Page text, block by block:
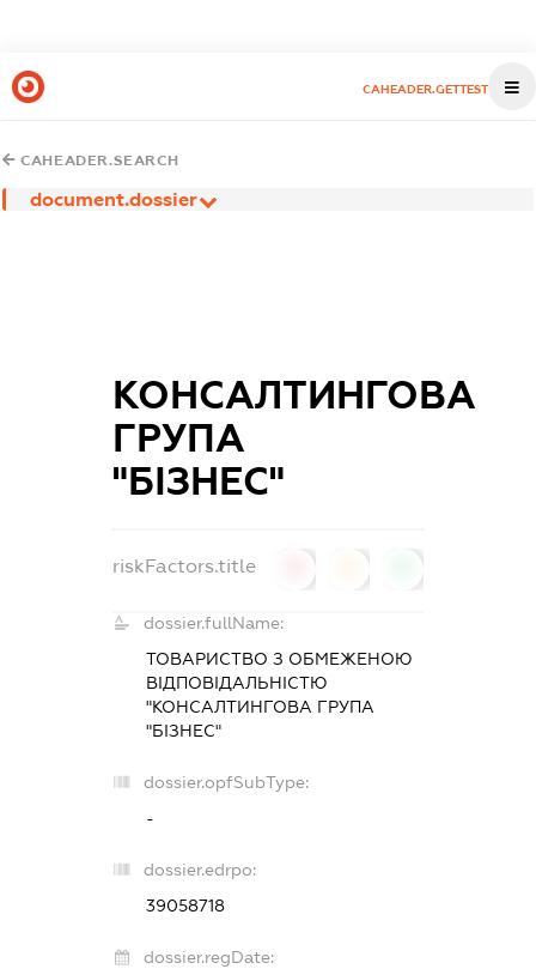
CAHEADER.GETTEST
CAHEADER.SEARCH
document.dossier
КОНСАЛТИНГОВА
ГРУПА
"БІЗНЕС"
riskFactors.title
dossier.fullName:
ТОВАРИСТВО З ОБМЕЖЕНОЮ
ВІДПОВІДАЛЬНІСТЮ
"КОНСАЛТИНГОВА ГРУПА
"БІЗНЕС"
dossier.opfSubType:
-
dossier.edrpo:
39058718
dossier.regDate: